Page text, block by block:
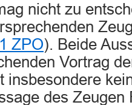
nicht zu
ZPO). Beide
Vortrag
insbesondere
des Zeugen